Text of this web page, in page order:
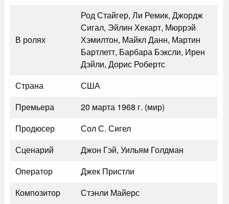
В ролях
Род Стайгер, Ли Ремик, Джордж
Сигал, Эйлин Хекарт, Мюррэй
Хэмилтон, Майкл Данн, Мартин
Бартлетт, Барбара Бэксли, Ирен
Дэйли, Дорис Робертс
Страна
США
Премьера
20 марта 1968 г. (мир)
Продюсер
Сол С. Сигел
Сценарий
Джон Гэй, Уильям Голдман
Оператор
Джек Пристли
Композитор
Стэнли Майерс